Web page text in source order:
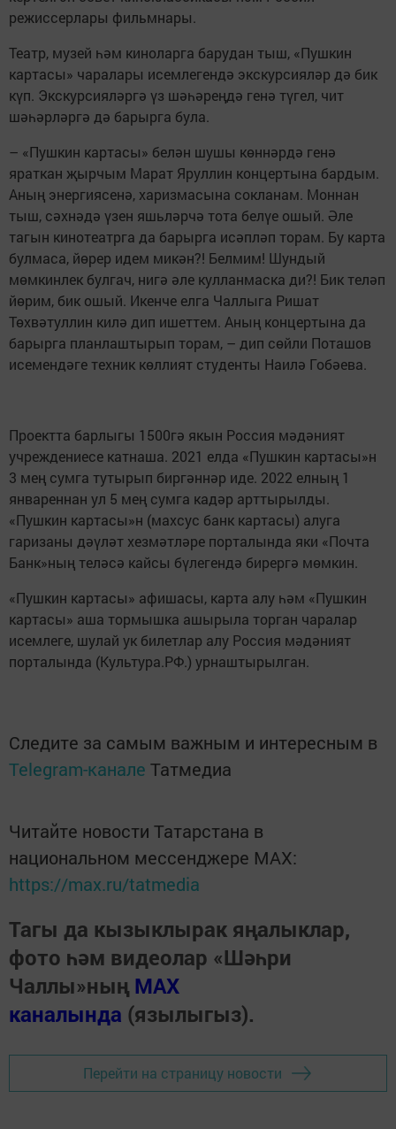
режиссерлары фильмнары.
Театр, музей һәм киноларга барудан тыш, «Пушкин
картасы» чаралары исемлегендә экскурсияләр дә бик
күп. Экскурсияләргә үз шәһәреңдә генә түгел, чит
шәһәрләргә дә барырга була.
– «Пушкин картасы» белән шушы көннәрдә генә
яраткан җырчым Марат Яруллин концертына бардым.
Аның энергиясенә, харизмасына сокланам. Моннан
тыш, сәхнәдә үзен яшьләрчә тота белүе ошый. Әле
тагын кинотеатрга да барырга исәпләп торам. Бу карта
булмаса, йөрер идем микән?! Белмим! Шундый
мөмкинлек булгач, нигә әле кулланмаска ди?! Бик теләп
йөрим, бик ошый. Икенче елга Чаллыга Ришат
Төхвәтуллин килә дип ишеттем. Аның концертына да
барырга планлаштырып торам, – дип сөйли Поташов
исемендәге техник көллият студенты Наилә Гобәева.
Проектта барлыгы 1500гә якын Россия мәдәният
учреждениесе катнаша. 2021 елда «Пушкин картасы»н
3 мең сумга тутырып биргәннәр иде. 2022 елның 1
январеннан ул 5 мең сумга кадәр арттырылды.
«Пушкин картасы»н (махсус банк картасы) алуга
гаризаны дәүләт хезмәтләре порталында яки «Почта
Банк»ның теләсә кайсы бүлегендә бирергә мөмкин.
«Пушкин картасы» афишасы, карта алу һәм «Пушкин
картасы» аша тормышка ашырыла торган чаралар
исемлеге, шулай ук билетлар алу Россия мәдәният
порталында (Культура.РФ.) урнаштырылган.
Следите за самым важным и интересным в
Telegram-канале Татмедиа
Читайте новости Татарстана в
национальном мессенджере MАХ:
https://max.ru/tatmedia
Тагы да кызыклырак яңалыклар,
фото һәм видеолар «Шәһри
Чаллы»ның MAX
каналында (язылыгыз).
Перейти на страницу новости